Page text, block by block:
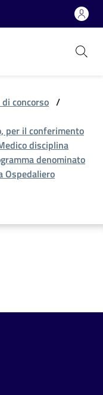
concorso /
per il conferimento
disciplina
denominato
Ospedaliero